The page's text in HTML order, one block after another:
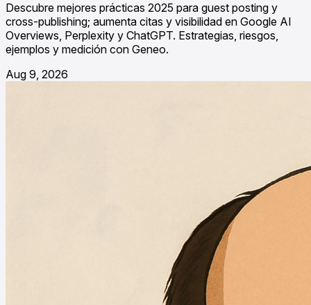
Descubre mejores prácticas 2025 para guest posting y
cross-publishing; aumenta citas y visibilidad en Google AI
Overviews, Perplexity y ChatGPT. Estrategias, riesgos,
ejemplos y medición con Geneo.
Aug 9, 2026